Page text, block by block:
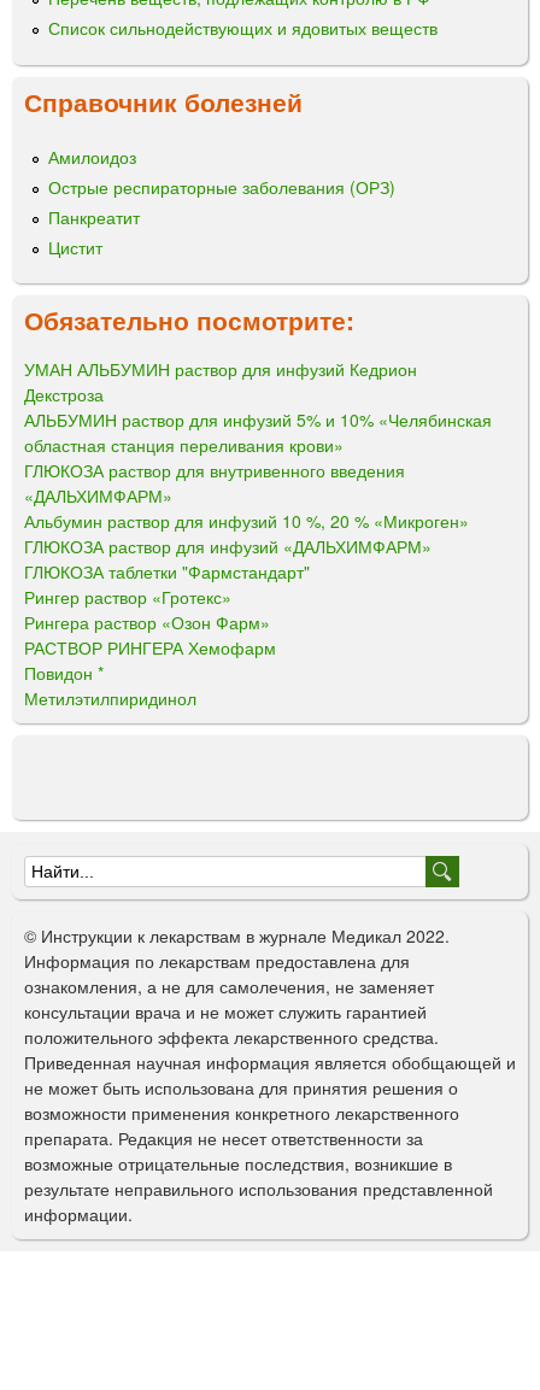
Список сильнодействующих и ядовитых веществ
Справочник болезней
Амилоидоз
Острые респираторные заболевания (ОРЗ)
Панкреатит
Цистит
Обязательно посмотрите:
УМАН АЛЬБУМИН раствор для инфузий Кедрион
Декстроза
АЛЬБУМИН раствор для инфузий 5% и 10% «Челябинская
областная станция переливания крови»
ГЛЮКОЗА раствор для внутривенного введения
«ДАЛЬХИМФАРМ»
Альбумин раствор для инфузий 10 %, 20 % «Микроген»
ГЛЮКОЗА раствор для инфузий «ДАЛЬХИМФАРМ»
ГЛЮКОЗА таблетки "Фармстандарт"
Рингер раствор «Гротекс»
Рингера раствор «Озон Фарм»
РАСТВОР РИНГЕРА Хемофарм
Повидон *
Метилэтилпиридинол
Ф
о
р
м
а
п
о
и
с
к
© Инструкции к лекарствам в журнале Медикал 2022.
Информация по лекарствам предоставлена для
ознакомления, а не для самолечения, не заменяет
консультации врача и не может служить гарантией
положительного эффекта лекарственного средства.
Приведенная научная информация является обобщающей и
не может быть использована для принятия решения о
возможности применения конкретного лекарственного
препарата. Редакция не несет ответственности за
возможные отрицательные последствия, возникшие в
результате неправильного использования представленной
информации.